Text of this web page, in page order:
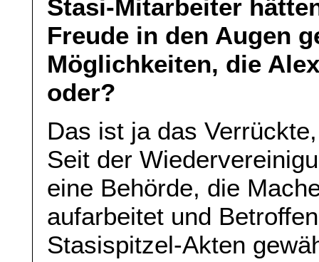
Stasi-Mitarbeiter
Freude in den Augen
Möglichkeiten, die
oder?
Das ist ja das
Seit der
eine Behörde, die
aufarbeitet und
Stasispitzel-Akten